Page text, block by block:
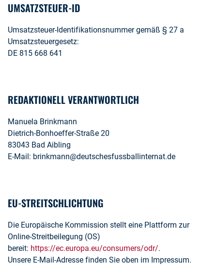
UMSATZSTEUER-ID
Umsatzsteuer-Identifikationsnummer gemäß § 27 a
Umsatzsteuergesetz:
DE 815 668 641
REDAKTIONELL VERANTWORTLICH
Manuela Brinkmann
Dietrich-Bonhoeffer-Straße 20
83043 Bad Aibling
E-Mail: brinkmann@deutschesfussballinternat.de
EU-STREITSCHLICHTUNG
Die Europäische Kommission stellt eine Plattform zur
Online-Streitbeilegung (OS)
bereit: https://ec.europa.eu/consumers/odr/.
Unsere E-Mail-Adresse finden Sie oben im Impressum.